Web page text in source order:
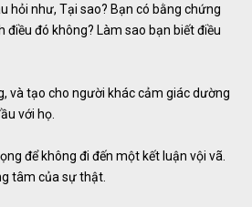
hỏi như, Tại sao? Bạn có bằng chứng
điều đó không? Làm sao bạn biết điều
và tạo cho người khác cảm giác dường
với họ.
để không đi đến một kết luận vội vã.
tâm của sự thật.